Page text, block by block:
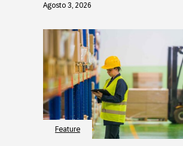
Agosto 3, 2026
Feature